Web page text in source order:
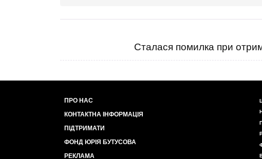
Сталася помилка при
ПРО НАС
КОНТАКТНА ІНФОРМАЦІЯ
ПІДТРИМАТИ
ФОНД ЮРІЯ БУТУСОВА
РЕКЛАМА